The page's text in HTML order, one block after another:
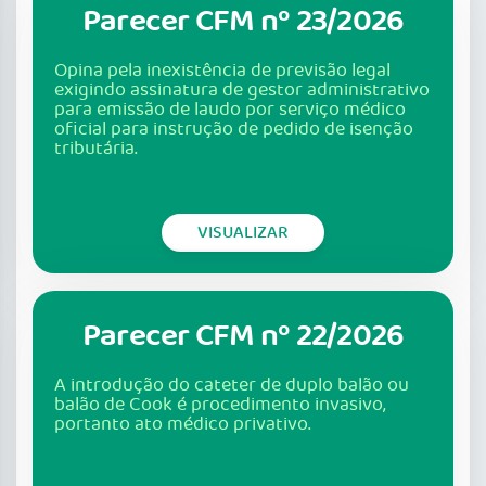
Parecer CFM nº 23/2026
Opina pela inexistência de previsão legal
exigindo assinatura de gestor administrativo
para emissão de laudo por serviço médico
oficial para instrução de pedido de isenção
tributária.
VISUALIZAR
Parecer CFM nº 22/2026
A introdução do cateter de duplo balão ou
balão de Cook é procedimento invasivo,
portanto ato médico privativo.